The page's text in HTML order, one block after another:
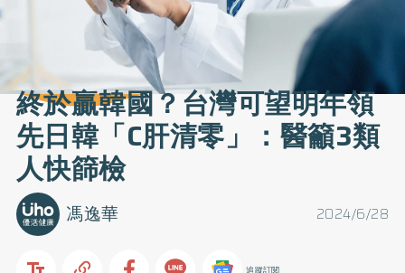
終於贏韓國？台灣可望明年領
先日韓「C肝清零」：醫籲3類
人快篩檢
2024/6/28
馮逸華
追蹤訂閱